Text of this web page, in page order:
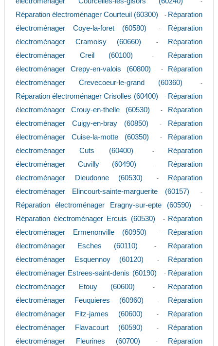
-
Réparation électroménager Courteuil (60300) - Réparation
électroménager Coye-la-foret (60580)
-
Réparation
électroménager Cramoisy (60660)
-
Réparation
électroménager Creil (60100)
-
Réparation
électroménager Crepy-en-valois (60800)
-
Réparation
électroménager Crevecoeur-le-grand (60360)
-
Réparation électroménager Crisolles (60400) - Réparation
électroménager Crouy-en-thelle (60530)
-
Réparation
électroménager Cuigy-en-bray (60850)
-
Réparation
électroménager Cuise-la-motte (60350)
-
Réparation
électroménager Cuts (60400)
-
Réparation
électroménager Cuvilly (60490)
-
Réparation
électroménager Dieudonne (60530)
-
Réparation
électroménager Elincourt-sainte-marguerite (60157)
-
Réparation électroménager Eragny-sur-epte (60590) -
Réparation électroménager Ercuis (60530) - Réparation
électroménager Ermenonville (60950)
-
Réparation
électroménager Esches (60110)
-
Réparation
électroménager Esquennoy (60120)
-
Réparation
électroménager Estrees-saint-denis (60190)
- Réparation
électroménager Etouy (60600)
-
Réparation
électroménager Feuquieres (60960)
-
Réparation
électroménager Fitz-james (60600)
-
Réparation
électroménager Flavacourt (60590)
-
Réparation
électroménager Fleurines (60700)
-
Réparation